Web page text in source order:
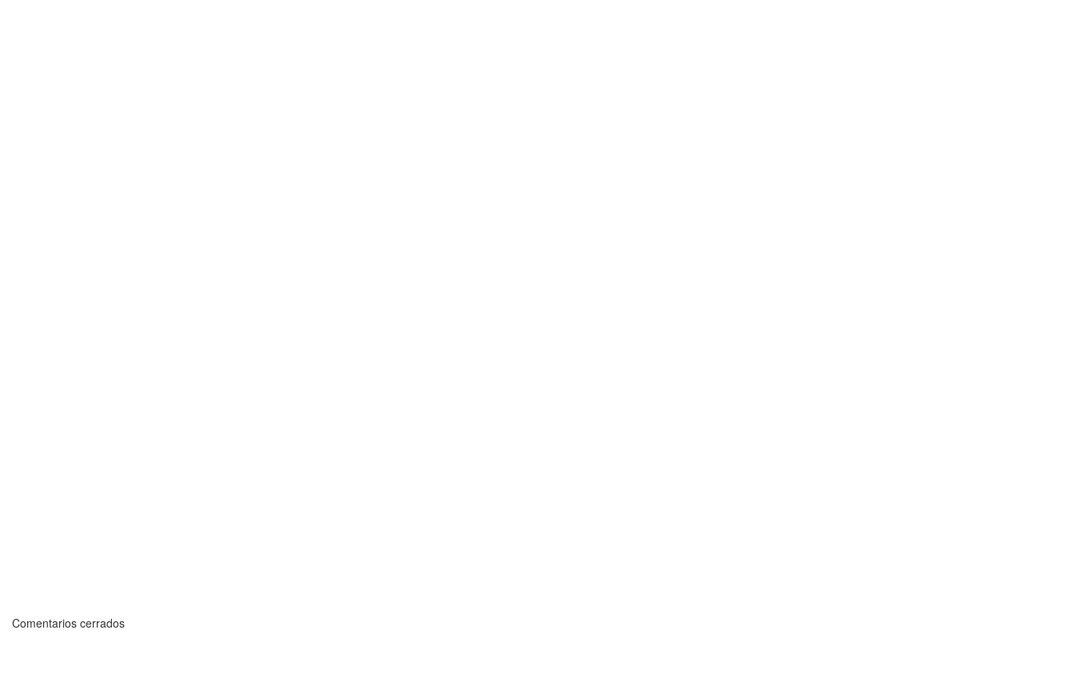
Comentarios cerrados